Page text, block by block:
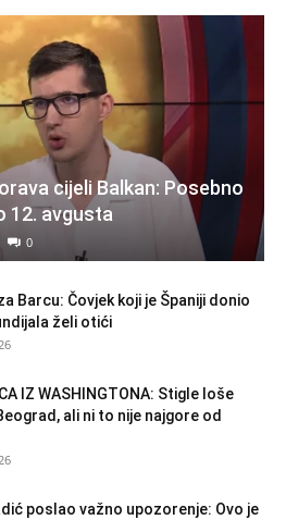
cijeli Balkan: Posebno
12. avgusta
0
Barcu: Čovjek koji je Španiji donio
želi otići
IZ WASHINGTONA: Stigle loše
ali ni to nije najgore od
poslao važno upozorenje: Ovo je